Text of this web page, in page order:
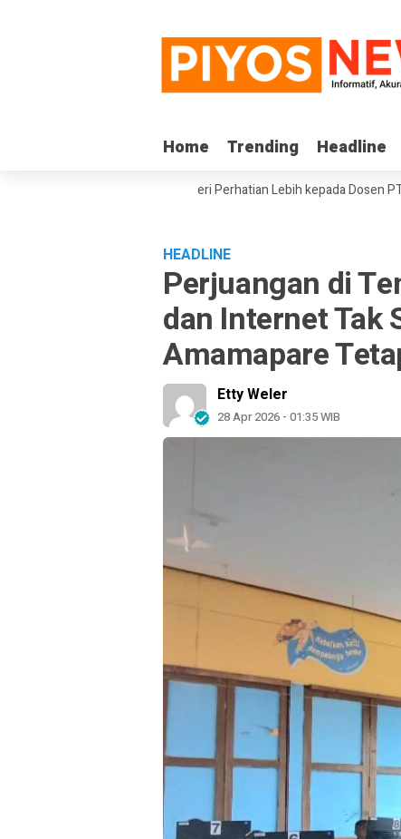
Home Trending Headline
Home Trending Headline
RI Minta Pemerintah Beri Perhatian Lebih kepada Dosen PTS di
HEADLINE
Perjuangan di
dan Internet Tak
Amamapare
Etty Weler
28 Apr 2026 - 01:35 WIB